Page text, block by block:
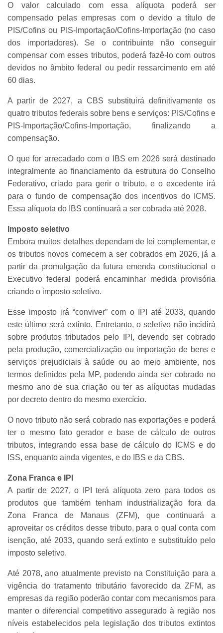
O valor calculado com essa alíquota poderá ser
compensado pelas empresas com o devido a título de
PIS/Cofins ou PIS-Importação/Cofins-Importação (no caso
dos importadores). Se o contribuinte não conseguir
compensar com esses tributos, poderá fazê-lo com outros
devidos no âmbito federal ou pedir ressarcimento em até
60 dias.
A partir de 2027, a CBS substituirá definitivamente os
quatro tributos federais sobre bens e serviços: PIS/Cofins e
PIS-Importação/Cofins-Importação, finalizando a
compensação.
O que for arrecadado com o IBS em 2026 será destinado
integralmente ao financiamento da estrutura do Conselho
Federativo, criado para gerir o tributo, e o excedente irá
para o fundo de compensação dos incentivos do ICMS.
Essa alíquota do IBS continuará a ser cobrada até 2028.
Imposto seletivo
Embora muitos detalhes dependam de lei complementar, e
os tributos novos comecem a ser cobrados em 2026, já a
partir da promulgação da futura emenda constitucional o
Executivo federal poderá encaminhar medida provisória
criando o imposto seletivo.
Esse imposto irá “conviver” com o IPI até 2033, quando
este último será extinto. Entretanto, o seletivo não incidirá
sobre produtos tributados pelo IPI, devendo ser cobrado
pela produção, comercialização ou importação de bens e
serviços prejudiciais à saúde ou ao meio ambiente, nos
termos definidos pela MP, podendo ainda ser cobrado no
mesmo ano de sua criação ou ter as alíquotas mudadas
por decreto dentro do mesmo exercício.
O novo tributo não será cobrado nas exportações e poderá
ter o mesmo fato gerador e base de cálculo de outros
tributos, integrando essa base de cálculo do ICMS e do
ISS, enquanto ainda vigentes, e do IBS e da CBS.
Zona Franca e IPI
A partir de 2027, o IPI terá alíquota zero para todos os
produtos que também tenham industrialização fora da
Zona Franca de Manaus (ZFM), que continuará a
aproveitar os créditos desse tributo, para o qual conta com
isenção, até 2033, quando será extinto e substituído pelo
imposto seletivo.
Até 2078, ano atualmente previsto na Constituição para a
vigência do tratamento tributário favorecido da ZFM, as
empresas da região poderão contar com mecanismos para
manter o diferencial competitivo assegurado à região nos
níveis estabelecidos pela legislação dos tributos extintos